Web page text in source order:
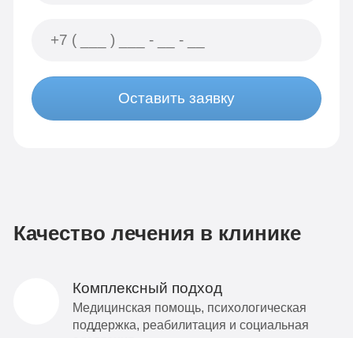
Оставить заявку
Качество лечения в клинике
Комплексный подход
Медицинская помощь, психологическая
поддержка, реабилитация и социальная